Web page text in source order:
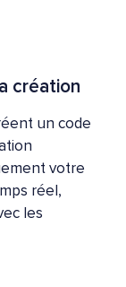
création
un code
votre
réel,
les